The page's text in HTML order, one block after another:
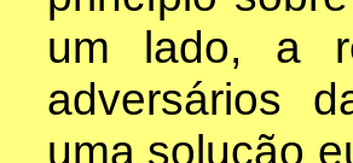
um lado, a
adversários
uma solução